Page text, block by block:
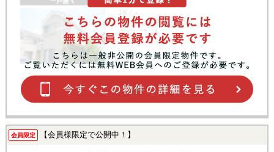
会員限定 【会員様限定で公開中！】